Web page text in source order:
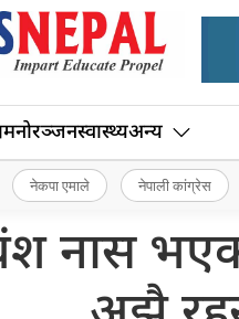
मनोरञ्जनस्वास्थ्यअन्य
नेकपा एमाले नेपाली कांग्रेस
वंश नास